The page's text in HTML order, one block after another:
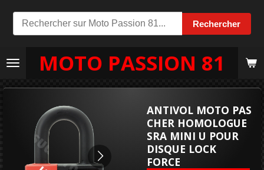
Rechercher
Passer
au
principal
MOTO PASSION 81
ANTIVOL MOTO PAS
CHER HOMOLOGUE
SRA MINI U POUR
DISQUE LOCK
FORCE